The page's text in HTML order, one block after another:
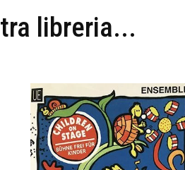
libreria...